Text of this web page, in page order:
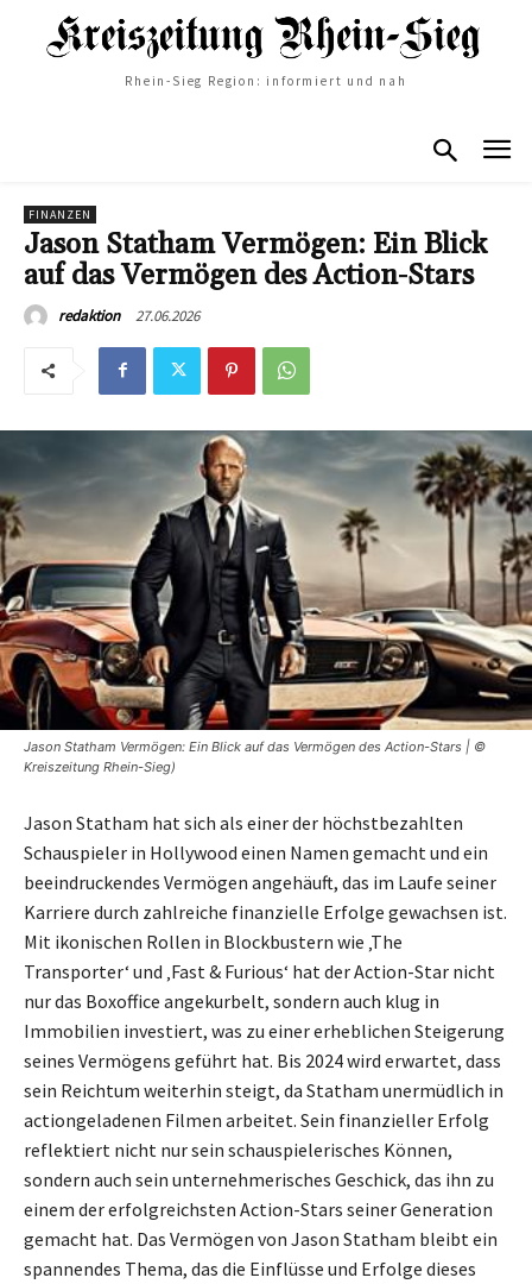
Rhein-Sieg Region: informiert und nah
FINANZEN
Jason Statham Vermögen: Ein Blick
auf das Vermögen des Action-Stars
redaktion 27.06.2026
Jason Statham Vermögen: Ein Blick auf das Vermögen des Action-Stars | ©
Kreiszeitung Rhein-Sieg)
Jason Statham hat sich als einer der höchstbezahlten
Schauspieler in Hollywood einen Namen gemacht und ein
beeindruckendes Vermögen angehäuft, das im Laufe seiner
Karriere durch zahlreiche finanzielle Erfolge gewachsen ist.
Mit ikonischen Rollen in Blockbustern wie ‚The
Transporter‘ und ‚Fast & Furious‘ hat der Action-Star nicht
nur das Boxoffice angekurbelt, sondern auch klug in
Immobilien investiert, was zu einer erheblichen Steigerung
seines Vermögens geführt hat. Bis 2024 wird erwartet, dass
sein Reichtum weiterhin steigt, da Statham unermüdlich in
actiongeladenen Filmen arbeitet. Sein finanzieller Erfolg
reflektiert nicht nur sein schauspielerisches Können,
sondern auch sein unternehmerisches Geschick, das ihn zu
einem der erfolgreichsten Action-Stars seiner Generation
gemacht hat. Das Vermögen von Jason Statham bleibt ein
spannendes Thema, das die Einflüsse und Erfolge dieses